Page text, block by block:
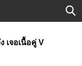
เจอเนื้อคู่ V